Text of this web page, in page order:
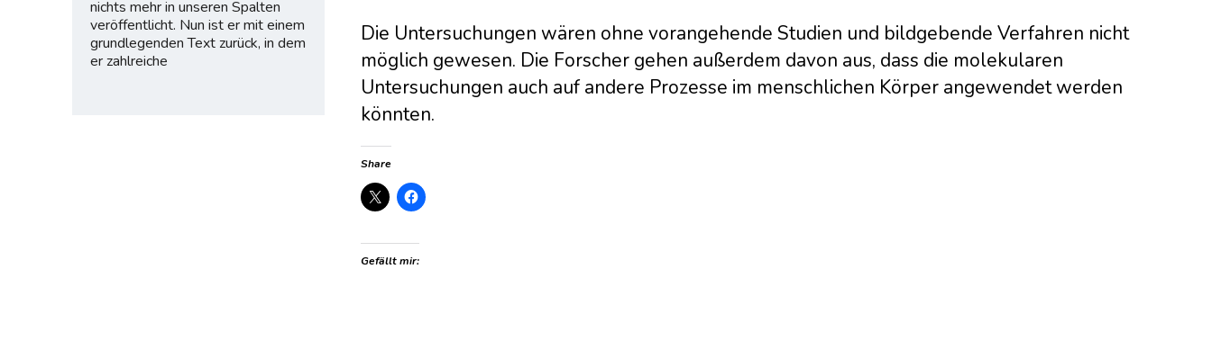
Die Untersuchungen wären ohne vorangehende Studien und bildgebende Verfahren nicht
möglich gewesen. Die Forscher gehen außerdem davon aus, dass die molekularen
Untersuchungen auch auf andere Prozesse im menschlichen Körper angewendet werden
könnten.
Share
Gefällt mir:
nichts mehr in unseren Spalten
veröffentlicht. Nun ist er mit einem
grundlegenden Text zurück, in dem
er zahlreiche